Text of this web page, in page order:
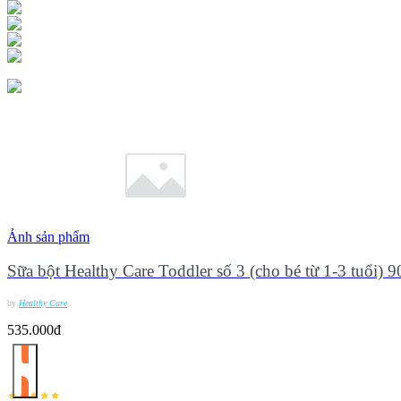
Ảnh sản phẩm
Sữa bột Healthy Care Toddler số 3 (cho bé từ 1-3 tuổi)
by Healthy Care
535.000đ